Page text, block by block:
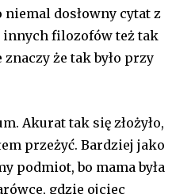
dosłowny cytat z
filozofów też tak
że tak było przy
Akurat tak się złożyło,
przeżyć. Bardziej jako
podmiot, bo mama była
gdzie ojciec